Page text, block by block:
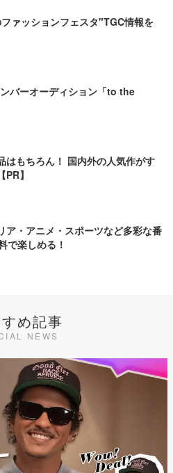
ァッションフェスタ"TGC情報を
バーオーディション「to the
はもちろん！ 国内外の人気作がす
】
ア・アニメ・スポーツなど多彩な番
で楽しめる！
め記事
NEWS